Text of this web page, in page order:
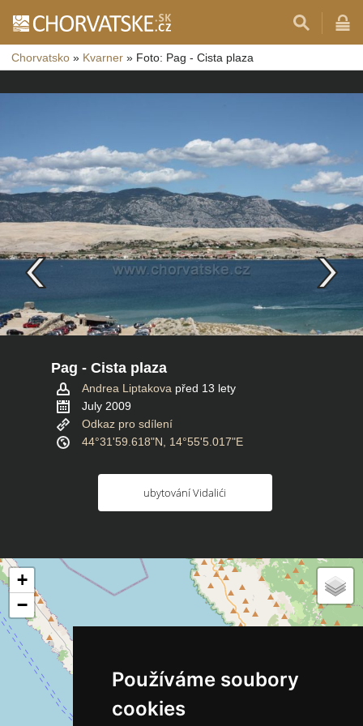
Používáme soubory
cookies
Chorvatsko » Kvarner » Foto: Pag - Cista plaza
Pag - Cista plaza
Andrea Liptakova před 13 lety
July 2009
Odkaz pro sdílení
44°31'59.618"N, 14°55'5.017"E
ubytování Vidalići
+
−